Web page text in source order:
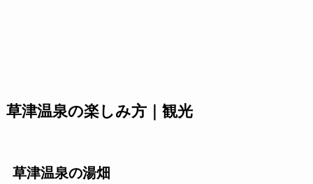
草津温泉の楽しみ方｜観光
草津温泉の湯畑